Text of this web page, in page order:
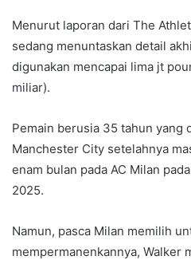
Menurut laporan dari The
sedang menuntaskan detail
digunakan mencapai lima jt
miliar).
Pemain berusia 35 tahun yang
Manchester City setelahnya
enam bulan pada AC Milan
2025.
Namun, pasca Milan memilih
mempermanenkannya, Walker